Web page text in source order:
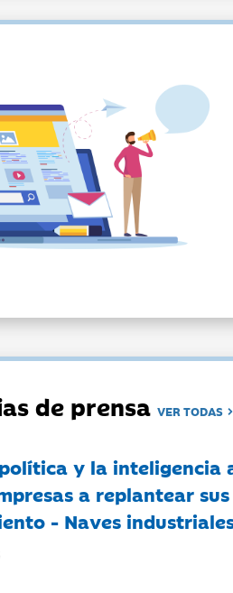
de prensaVER TODAS
y la inteligencia
a replantear
- Naves